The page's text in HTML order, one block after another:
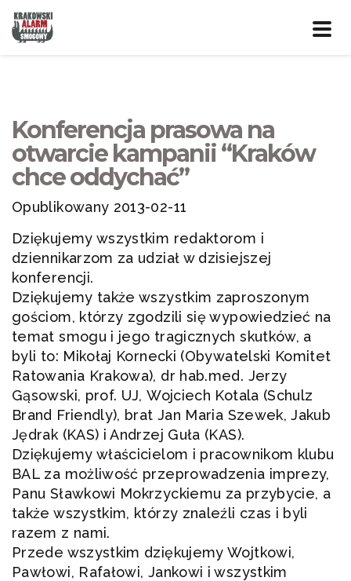
Konferencja prasowa na
otwarcie kampanii “Kraków
chce oddychać”
Opublikowany 2013-02-11
Dziękujemy wszystkim redaktorom i
dziennikarzom za udział w dzisiejszej
konferencji.
Dziękujemy także wszystkim zaproszonym
gościom, którzy zgodzili się wypowiedzieć na
temat smogu i jego tragicznych skutków, a
byli to: Mikołaj Kornecki (Obywatelski Komitet
Ratowania Krakowa), dr hab.med. Jerzy
Gąsowski, prof. UJ, Wojciech Kotala (Schulz
Brand Friendly), brat Jan Maria Szewek, Jakub
Jędrak (KAS) i Andrzej Guła (KAS).
Dziękujemy właścicielom i pracownikom klubu
BAL za możliwość przeprowadzenia imprezy,
Panu Sławkowi Mokrzyckiemu za przybycie, a
także wszystkim, którzy znaleźli czas i byli
razem z nami.
Przede wszystkim dziękujemy Wojtkowi,
Pawłowi, Rafałowi, Jankowi i wszystkim